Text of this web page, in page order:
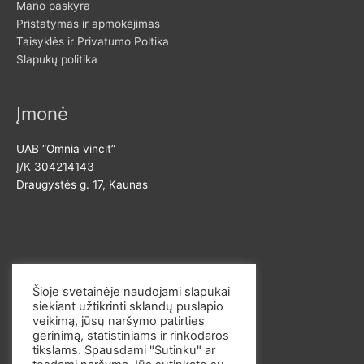
Mano paskyra
Pristatymas ir apmokėjimas
Taisyklės ir Privatumo Poltika
Slapukų politika
Įmonė
UAB “Omnia vincit”
Į/K 304214143
Draugystės g. 17, Kaunas
El. p. info@omvi.lt
Tel. 862033145
Šioje svetainėje naudojami slapukai
siekiant užtikrinti sklandų puslapio
veikimą, jūsų naršymo patirties
gerinimą, statistiniams ir rinkodaros
tikslams. Spausdami "Sutinku" ar